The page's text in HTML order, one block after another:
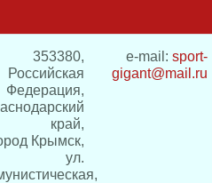
353380,
Российская
Федерация,
край,
Крымск,
ул.
e-mail: sport-
gigant@mail.ru